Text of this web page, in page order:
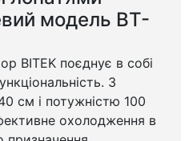
модель BT-
BITEK поєднує в собі
З
см і потужністю 100
охолодження в